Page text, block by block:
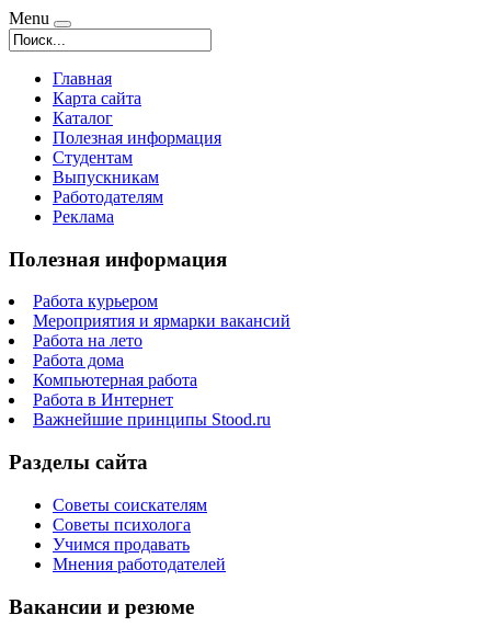
Menu
Главная
Карта сайта
Каталог
Полезная информация
Студентам
Выпускникам
Работодателям
Реклама
Полезная информация
Работа курьером
Мероприятия и ярмарки вакансий
Работа на лето
Работа дома
Компьютерная работа
Работа в Интернет
Важнейшие принципы Stood.ru
Разделы сайта
Советы соискателям
Советы психолога
Учимся продавать
Мнения работодателей
Вакансии и резюме